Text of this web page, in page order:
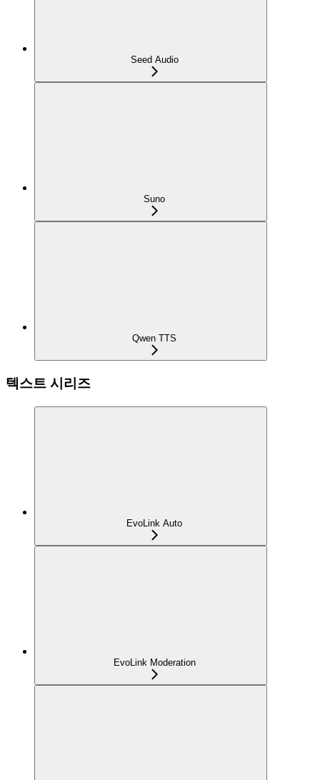
Seed Audio
Suno
Qwen TTS
텍스트 시리즈
EvoLink Auto
EvoLink Moderation